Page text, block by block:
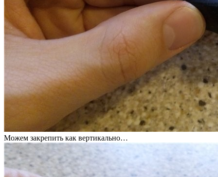
Можем закрепить как вертикально…